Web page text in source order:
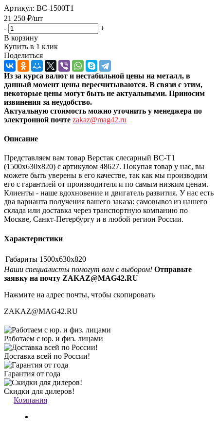
Артикул: ВС-1500Т1
21 250 ₽/шт
-
+
В корзину
Купить в 1 клик
Поделиться
Из за курса валют и нестабильной цены на металл, в
данный момент цены пересчитываются. В связи с этим,
некоторые цены могут быть не актуальными. Приносим
извинения за неудобство.
Актуальную стоимость можно уточнить у менеджера по
электронной почте zakaz@mag42.ru
Описание
Представляем вам товар Верстак слесарный ВС-Т1
(1500x630x820) с артикулом 48627. Покупая товар у нас, вы
можете быть уверены в его качестве, так как мы производим
его с гарантией от производителя и по самым низким ценам.
Клиенты - наше вдохновение и двигатель развития. У нас есть
два варианта получения вашего заказа: самовывоз из нашего
склада или доставка через транспортную компанию по
Москве, Санкт-Петербургу и в любой регион России.
Характеристики
Габариты 1500x630x820
Наши специалисты помогут вам с выбором! Отправьте
заявку на почту ZAKAZ@MAG42.RU
Нажмите на адрес почты, чтобы скопировать
ZAKAZ@MAG42.RU
Работаем с юр. и физ. лицами
Доставка всей по России!
Гарантия от года
Скидки для дилеров!
Компания